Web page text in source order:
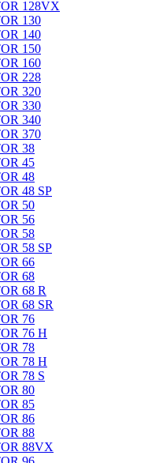
128VX
130
140
150
160
228
320
330
340
370
38
45
48
48 SP
50
56
58
58 SP
66
68
68 R
68 SR
76
76 H
78
78 H
78 S
80
85
86
88
88VX